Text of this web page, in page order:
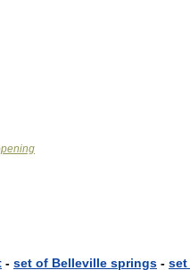
- set of Belleville springs - set